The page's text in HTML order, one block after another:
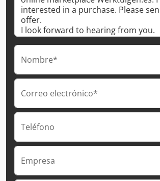
Nombre*
Correo electrónico*
Teléfono
Empresa